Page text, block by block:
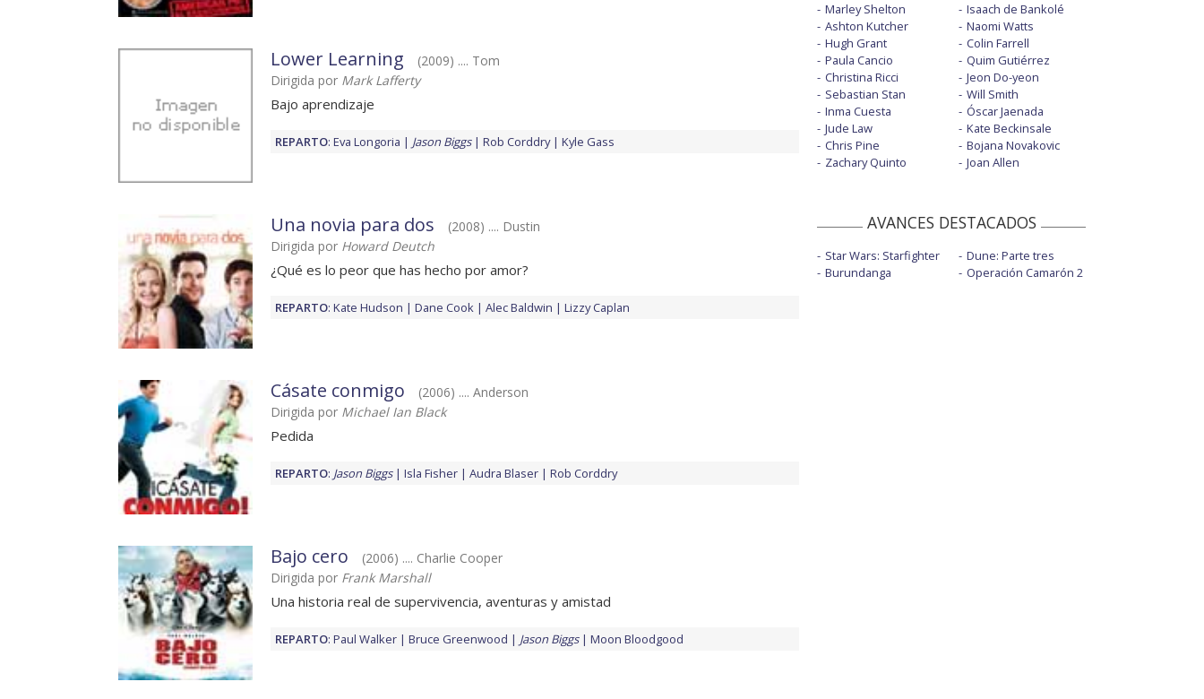
Lower Learning
(2009) .... Tom
Dirigida por Mark Lafferty
Bajo aprendizaje
REPARTO: Eva Longoria Jason Biggs Rob Corddry Kyle Gass
Una novia para dos
(2008) .... Dustin
Dirigida por Howard Deutch
¿Qué es lo peor que has hecho por amor?
REPARTO: Kate Hudson Dane Cook Alec Baldwin Lizzy Caplan
Cásate conmigo
(2006) .... Anderson
Dirigida por Michael Ian Black
Pedida
REPARTO: Jason Biggs Isla Fisher Audra Blaser Rob Corddry
Bajo cero
(2006) .... Charlie Cooper
Dirigida por Frank Marshall
Una historia real de supervivencia, aventuras y amistad
REPARTO: Paul Walker Bruce Greenwood Jason Biggs Moon Bloodgood
Marley Shelton
Ashton Kutcher
Hugh Grant
Paula Cancio
Christina Ricci
Sebastian Stan
Inma Cuesta
Jude Law
Chris Pine
Zachary Quinto
Isaach de Bankolé
Naomi Watts
Colin Farrell
Quim Gutiérrez
Jeon Do-yeon
Will Smith
Óscar Jaenada
Kate Beckinsale
Bojana Novakovic
Joan Allen
AVANCES DESTACADOS
Star Wars: Starfighter
Burundanga
Dune: Parte tres
Operación Camarón 2